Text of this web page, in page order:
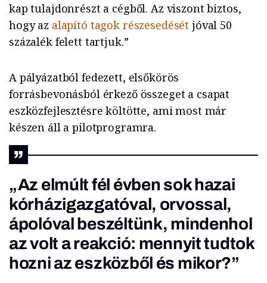
kap tulajdonrészt a cégből. Az viszont biztos,
hogy az alapító tagok részesedését jóval 50
százalék felett tartjuk.”
A pályázatból fedezett, elsőkörös
forrásbevonásból érkező összeget a csapat
eszközfejlesztésre költötte, ami most már
készen áll a pilotprogramra.
„Az elmúlt fél évben sok hazai
kórházigazgatóval, orvossal,
ápolóval beszéltünk, mindenhol
az volt a reakció: mennyit tudtok
hozni az eszközből és mikor?”